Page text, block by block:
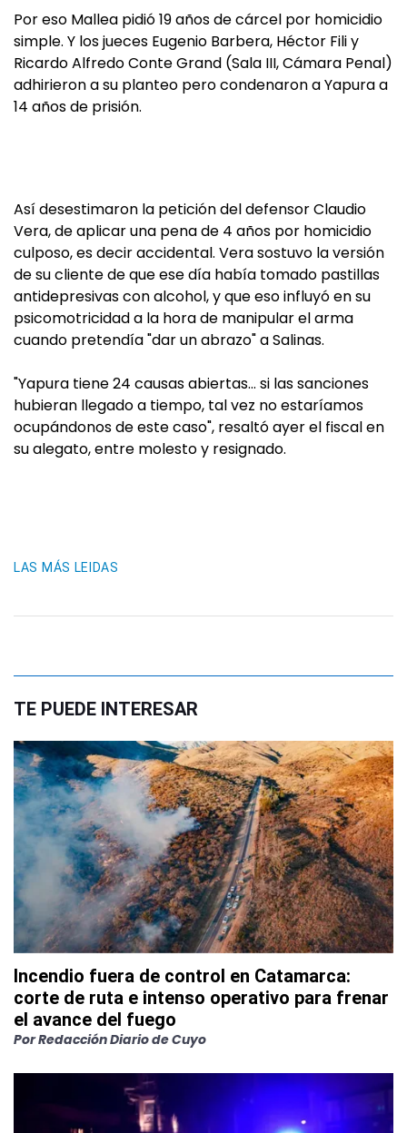
Por eso Mallea pidió 19 años de cárcel por homicidio
simple. Y los jueces Eugenio Barbera, Héctor Fili y
Ricardo Alfredo Conte Grand (Sala III, Cámara Penal)
adhirieron a su planteo pero condenaron a Yapura a
14 años de prisión.
Así desestimaron la petición del defensor Claudio
Vera, de aplicar una pena de 4 años por homicidio
culposo, es decir accidental. Vera sostuvo la versión
de su cliente de que ese día había tomado pastillas
antidepresivas con alcohol, y que eso influyó en su
psicomotricidad a la hora de manipular el arma
cuando pretendía "dar un abrazo" a Salinas.
"Yapura tiene 24 causas abiertas… si las sanciones
hubieran llegado a tiempo, tal vez no estaríamos
ocupándonos de este caso", resaltó ayer el fiscal en
su alegato, entre molesto y resignado.
LAS MÁS LEIDAS
TE PUEDE INTERESAR
Incendio fuera de control en Catamarca:
corte de ruta e intenso operativo para frenar
el avance del fuego
PorRedacción Diario de Cuyo